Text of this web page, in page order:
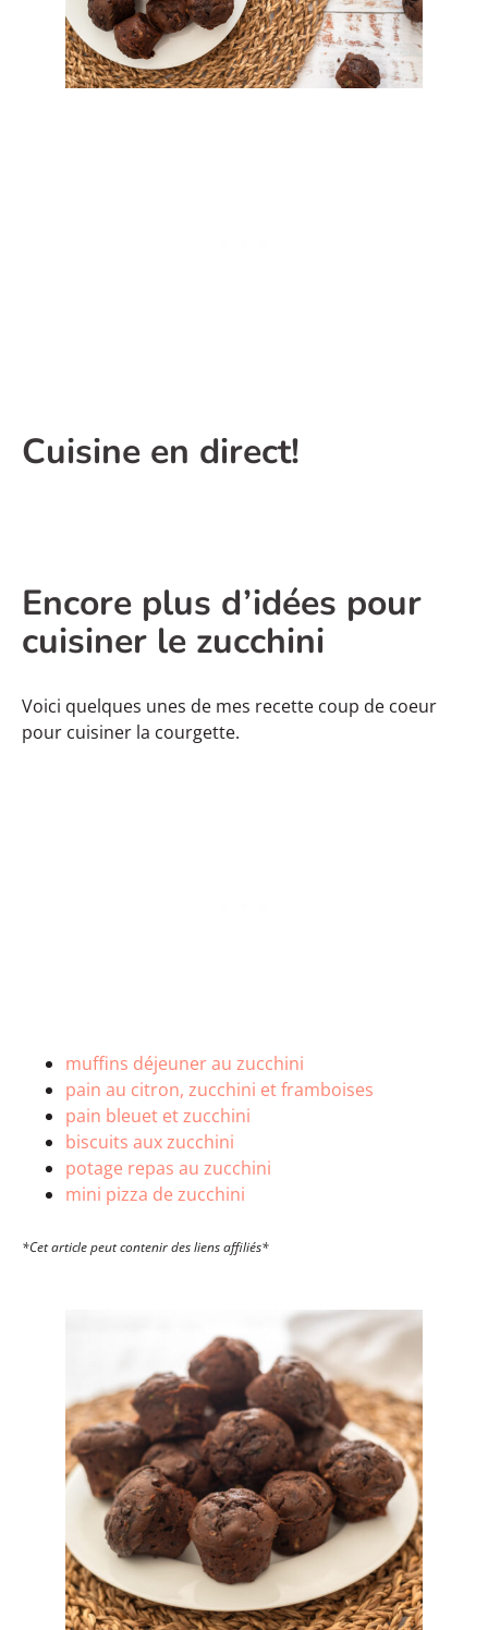
Cuisine en direct!
Encore plus d’idées pour
cuisiner le zucchini
Voici quelques unes de mes recette coup de coeur
pour cuisiner la courgette.
muffins déjeuner au zucchini
pain au citron, zucchini et framboises
pain bleuet et zucchini
biscuits aux zucchini
potage repas au zucchini
mini pizza de zucchini
*Cet article peut contenir des liens affiliés*